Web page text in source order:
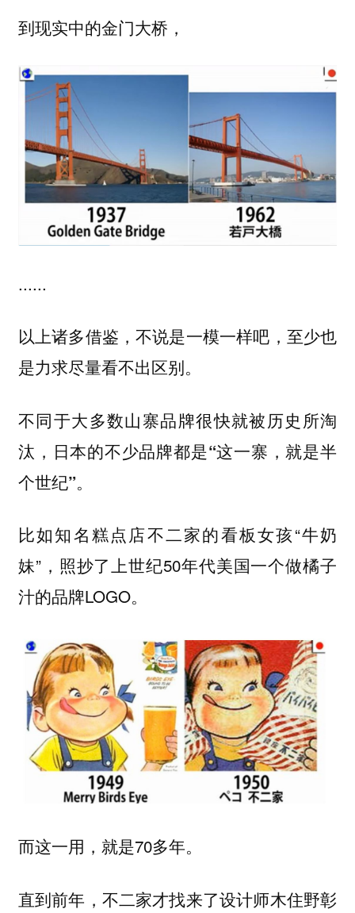
到现实中的金门大桥，
......
以上诸多借鉴，不说是一模一样吧，至少也
是力求尽量看不出区别。
不同于大多数山寨品牌很快就被历史所淘
汰，日本的不少品牌都是“这一寨，就是半
个世纪”。
比如知名糕点店不二家的看板女孩“牛奶
妹”，照抄了上世纪50年代美国一个做橘子
汁的品牌LOGO。
而这一用，就是70多年。
直到前年，不二家才找来了设计师木住野彰